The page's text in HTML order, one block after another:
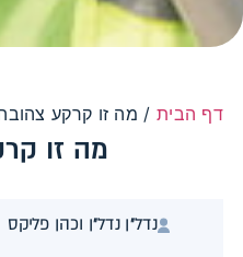
דף הבית / מה זו קרקע
מה זו
נדל״ן נדל״ן וכהן פליקס